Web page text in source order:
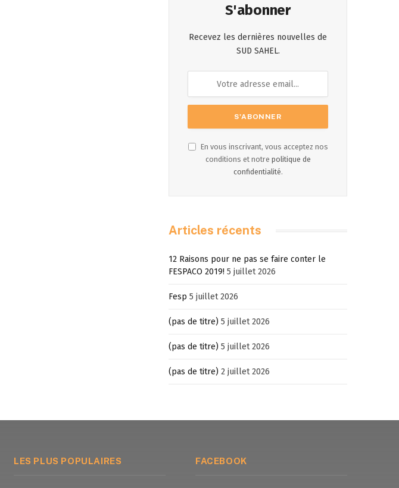
S'abonner
Recevez les dernières nouvelles de
SUD SAHEL.
En vous inscrivant, vous acceptez nos
conditions et notre politique de
confidentialité.
Articles récents
12 Raisons pour ne pas se faire conter le
FESPACO 2019! 5 juillet 2026
Fesp 5 juillet 2026
(pas de titre) 5 juillet 2026
(pas de titre) 5 juillet 2026
(pas de titre) 2 juillet 2026
LES PLUS POPULAIRES FACEBOOK